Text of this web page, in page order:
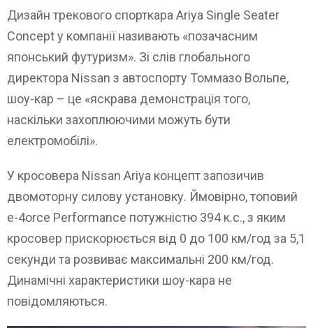
Дизайн трекового спорткара Ariya Single Seater
Concept у компанії називають «позачасним
японський футуризм». Зі слів глобального
директора Nissan з автоспорту Томмазо Вольпе,
шоу-кар – це «яскрава демонстрація того,
наскільки захоплюючими можуть бути
електромобілі».
У кросовера Nissan Ariya концепт запозичив
двомоторну силову установку. Ймовірно, топовий
e-4orce Performance потужністю 394 к.с., з яким
кросовер прискорюється від 0 до 100 км/год за 5,1
секунди та розвиває максимальні 200 км/год.
Динамічні характеристики шоу-кара не
повідомляються.